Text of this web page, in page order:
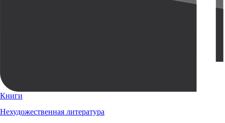
Книги
Нехудожественная литература